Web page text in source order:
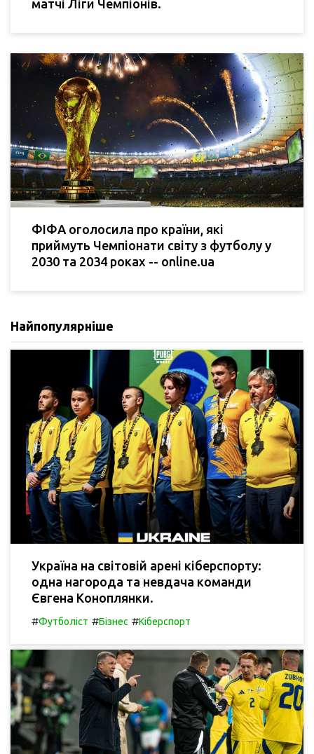
матчі Ліги Чемпіонів.
ФІФА оголосила про країни, які
приймуть Чемпіонати світу з футболу у
2030 та 2034 роках -- online.ua
Найпопулярніше
Україна на світовій арені кіберспорту:
одна нагорода та невдача команди
Євгена Коноплянки.
#Футболіст #Бізнес #Кіберспорт